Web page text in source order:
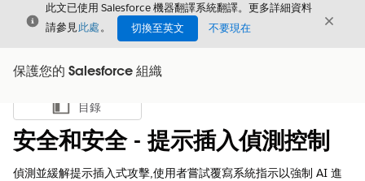
結束
此文已使用 Salesforce 機器翻譯系統翻譯。更多詳細資料
請參見此處。 切換至英文 不要現在 結束
保護您的 Salesforce 組織
顯示目錄
目錄
安全和安全 - 提示插入偵測控制
偵測並緩解提示插入式攻擊,使用者嘗試覆寫系統指示以強制 AI 進